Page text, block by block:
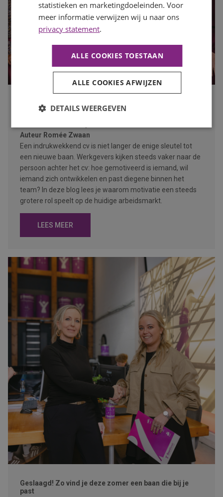
Waarom motivatie steeds belangrijker wordt dan een
perfect cv
Auteur Romée Zwaan
Een indrukwekkend cv is niet langer de enige sleutel tot
een nieuwe baan. Werkgevers kijken steeds vaker naar de
persoon achter het cv: hoe gemotiveerd is iemand, wil
iemand zich ontwikkelen en past diegene binnen het
team? In deze blog lees je waarom motivatie een steeds
grotere rol speelt op de huidige arbeidsmarkt.
LEES MEER
Geslaagd! Zo vind je deze zomer een baan die bij je
past
statistieken en marketingdoeleinden. Voor
meer informatie verwijzen wij u naar ons
privacy statement.
ALLE COOKIES TOESTAAN
ALLE COOKIES AFWIJZEN
DETAILS WEERGEVEN